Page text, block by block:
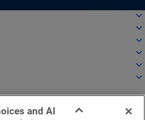
de la información
privacidad
API?
servicio
Contáctanos
and AI